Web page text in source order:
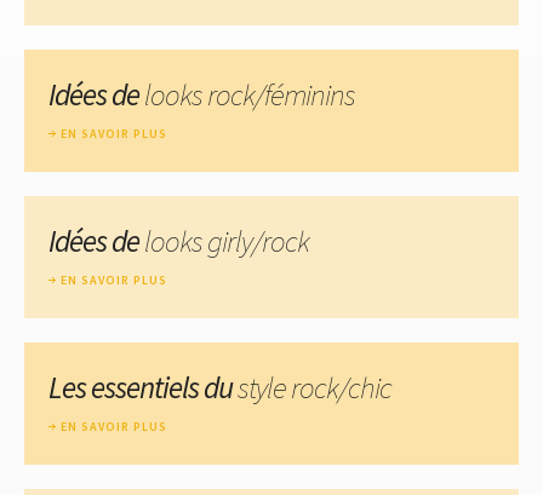
Idées delooks rock/féminins
EN SAVOIR PLUS
Idées delooks girly/rock
EN SAVOIR PLUS
Les essentiels dustyle rock/chic
EN SAVOIR PLUS